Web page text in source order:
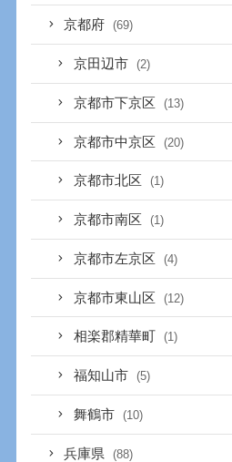
京都府 (69)
京田辺市 (2)
京都市下京区 (13)
京都市中京区 (20)
京都市北区 (1)
京都市南区 (1)
京都市左京区 (4)
京都市東山区 (12)
相楽郡精華町 (1)
福知山市 (5)
舞鶴市 (10)
兵庫県 (88)